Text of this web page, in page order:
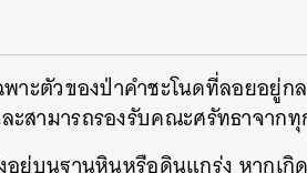
าะตัวของป่าคำชะโนดที่ลอยอยู่ก
ะสามารถรองรับคณะศรัทธาจา